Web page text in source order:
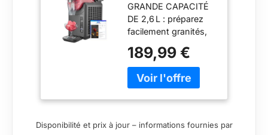
(boissons
glacées,
capacité 2,6 L,
réservoir 1,9 L,
slush machine
pour boissons, 5
modes de
préparation en
GRANDE CAPACITÉ
DE 2,6 L : préparez
facilement granités,
ou cafés glacés à la
maison, en famille,
entre amis ou pour
PRÉDÉFINIS : ajustez
189,99 €
Disponibilité et prix à jour – informations fournies par